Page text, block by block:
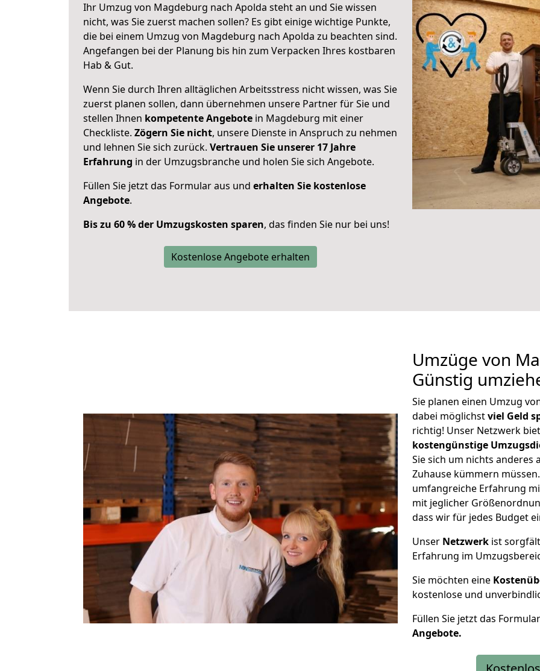
Ihr Umzug von Magdeburg nach Apolda steht an und Sie wissen
nicht, was Sie zuerst machen sollen? Es gibt einige wichtige Punkte,
die bei einem Umzug von Magdeburg nach Apolda zu beachten sind.
Angefangen bei der Planung bis hin zum Verpacken Ihres kostbaren
Hab & Gut.
Wenn Sie durch Ihren alltäglichen Arbeitsstress nicht wissen, was Sie
zuerst planen sollen, dann übernehmen unsere Partner für Sie und
stellen Ihnen kompetente Angebote in Magdeburg mit einer
Checkliste. Zögern Sie nicht, unsere Dienste in Anspruch zu nehmen
und lehnen Sie sich zurück. Vertrauen Sie unserer 17 Jahre
Erfahrung in der Umzugsbranche und holen Sie sich Angebote.
Füllen Sie jetzt das Formular aus und erhalten Sie kostenlose
Angebote.
Bis zu 60 % der Umzugskosten sparen, das finden Sie nur bei uns!
Kostenlose Angebote erhalten
Umzüge von
Günstig
Sie planen einen Umzug
dabei möglichstviel Geld
richtig! Unser Netzwerk
kostengünstige
Sie sich um nichts anderes
Zuhause kümmern
umfangreiche Erfahrung
mit jeglicher
dass wir für jedes Budget
Unser Netzwerk ist
Erfahrung im
Sie möchten eine
kostenlose und
Füllen Sie jetzt das
Angebote.